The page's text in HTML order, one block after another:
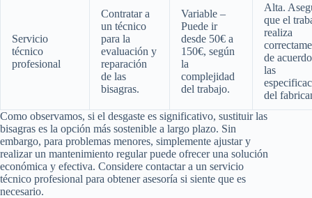
Servicio
técnico
profesional
Contratar a
un técnico
para la
evaluación y
reparación
de las
bisagras.
Variable –
Puede ir
desde 50€ a
150€, según
la
complejidad
del trabajo.
Alta.
que el
realiza
de
las
del
Como observamos, si el desgaste es significativo, sustituir las
bisagras es la opción más sostenible a largo plazo. Sin
embargo, para problemas menores, simplemente ajustar y
realizar un mantenimiento regular puede ofrecer una solución
económica y efectiva. Considere contactar a un servicio
técnico profesional para obtener asesoría si siente que es
necesario.